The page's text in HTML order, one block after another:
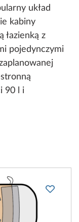
układ
kabiny
łazienką z
pojedynczymi
90 l i